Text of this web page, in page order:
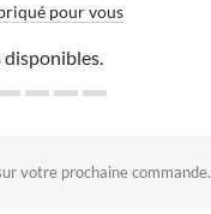
pour vous
disponibles.
votre prochaine commande.